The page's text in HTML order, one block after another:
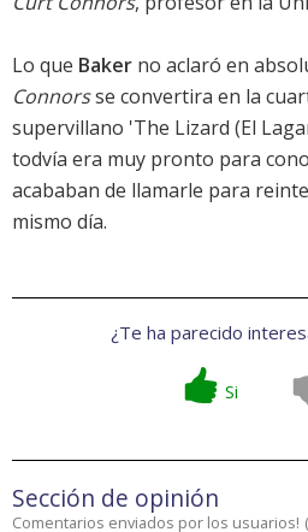
Lo que Baker no aclaró en
Connorsse convertira en la
supervillano 'The Lizard (El
todvía era muy pronto para
acababan de llamarle para
mismo día.
¿Te ha parecido
Si
Sección de opinión
Comentarios enviados por los usuarios! (